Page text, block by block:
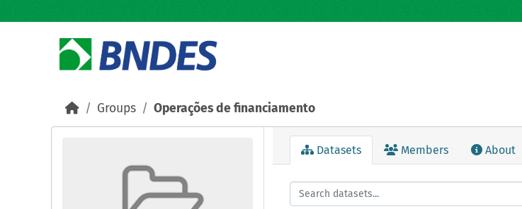
Groups Operações de financiamento
Datasets Members About